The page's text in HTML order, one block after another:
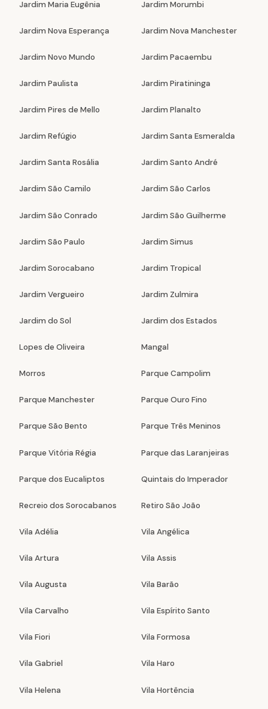
Jardim Maria Eugênia Jardim Morumbi
Jardim Nova Esperança Jardim Nova Manchester
Jardim Novo Mundo Jardim Pacaembu
Jardim Paulista Jardim Piratininga
Jardim Pires de Mello Jardim Planalto
Jardim Refúgio Jardim Santa Esmeralda
Jardim Santa Rosália Jardim Santo André
Jardim São Camilo Jardim São Carlos
Jardim São Conrado Jardim São Guilherme
Jardim São Paulo Jardim Simus
Jardim Sorocabano Jardim Tropical
Jardim Vergueiro Jardim Zulmira
Jardim do Sol Jardim dos Estados
Lopes de Oliveira Mangal
Morros Parque Campolim
Parque Manchester Parque Ouro Fino
Parque São Bento Parque Três Meninos
Parque Vitória Régia Parque das Laranjeiras
Parque dos Eucaliptos Quintais do Imperador
Recreio dos Sorocabanos Retiro São João
Vila Adélia Vila Angélica
Vila Artura Vila Assis
Vila Augusta Vila Barão
Vila Carvalho Vila Espírito Santo
Vila Fiori Vila Formosa
Vila Gabriel Vila Haro
Vila Helena Vila Hortência